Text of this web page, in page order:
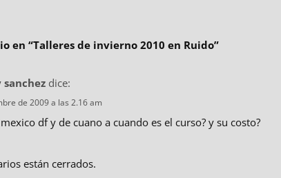
en “Talleres de invierno 2010 en Ruido”
dice:
de 2009 a las 2.16 am
df y de cuano a cuando es el curso? y su costo?
están cerrados.